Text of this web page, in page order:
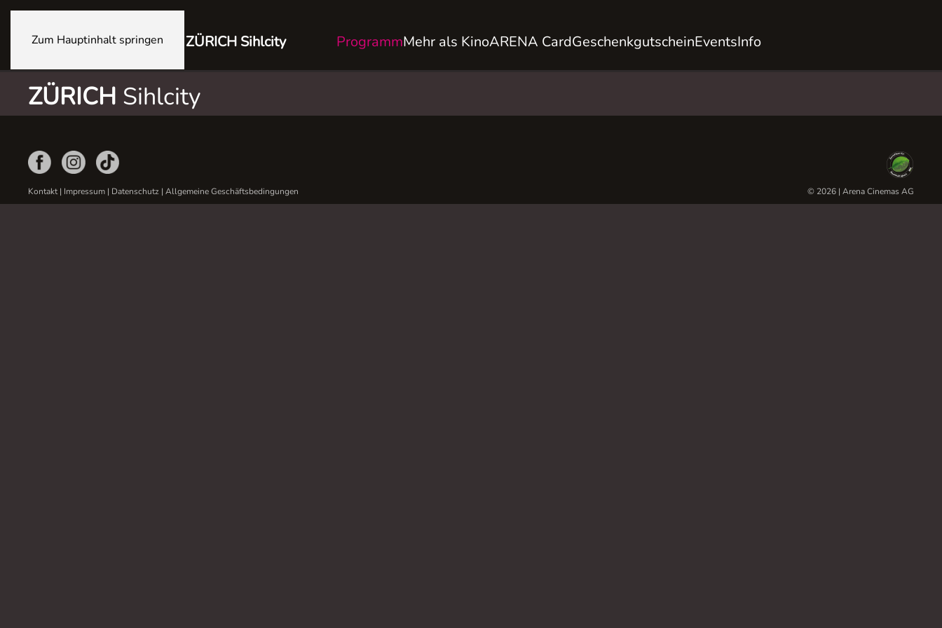
Zum Hauptinhalt springen ZÜRICH Sihlcity ProgrammMehr als KinoARENA CardGeschenkgutscheinEventsInfo
ZÜRICH Sihlcity
Kontakt| Impressum | Datenschutz | Allgemeine Geschäftsbedingungen © 2026 | Arena Cinemas AG